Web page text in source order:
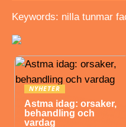
Keywords: nilla tunmar
NYHETER
Astma idag: orsaker,
behandling och
vardag